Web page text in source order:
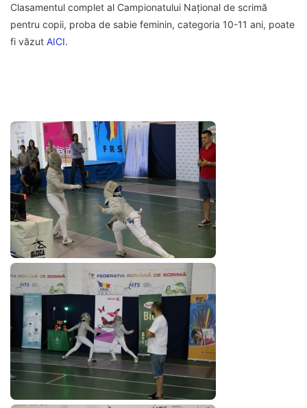
Clasamentul complet al Campionatului Național de scrimă
pentru copii, proba de sabie feminin, categoria 10-11 ani, poate
fi văzut AICI.